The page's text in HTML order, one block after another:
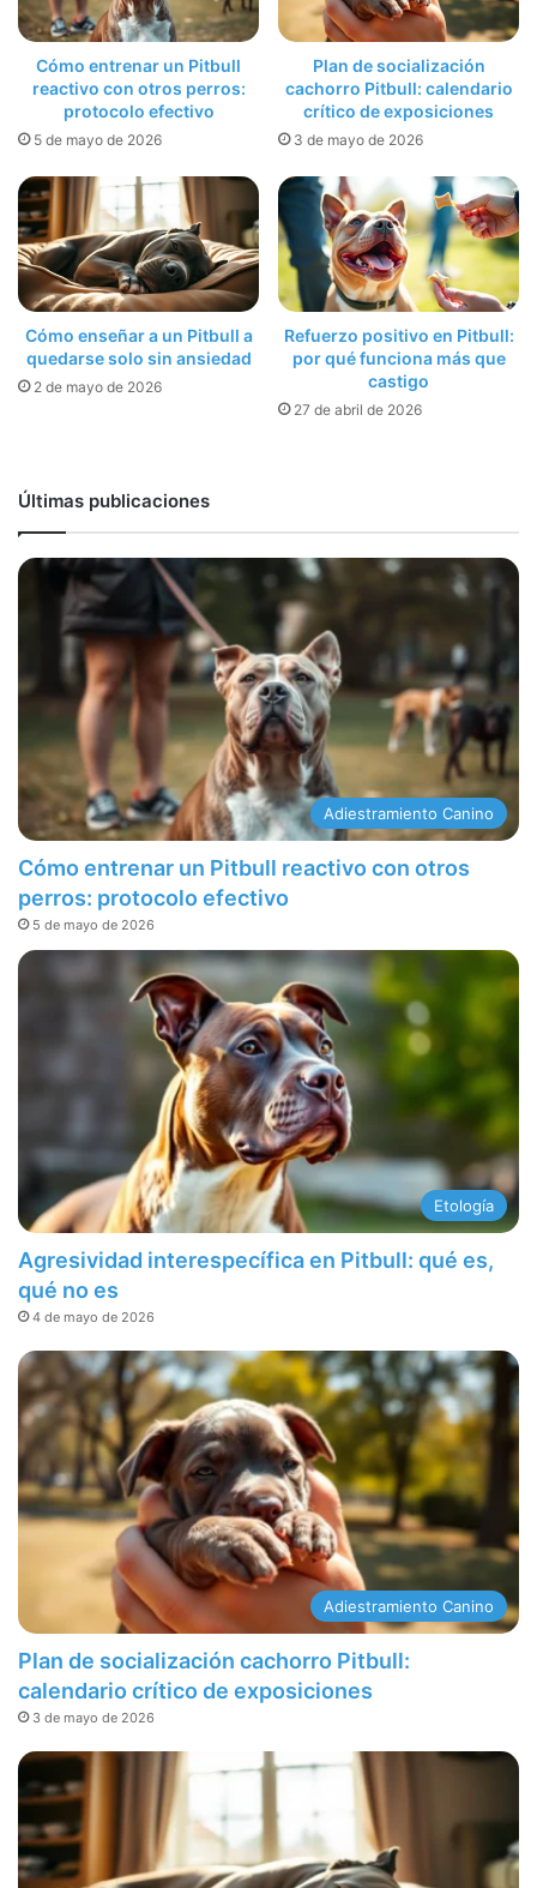
Cómo entrenar un Pitbull
reactivo con otros perros:
protocolo efectivo
5 de mayo de 2026
Plan de socialización
cachorro Pitbull: calendario
crítico de exposiciones
3 de mayo de 2026
Cómo enseñar a un Pitbull a
quedarse solo sin ansiedad
2 de mayo de 2026
Refuerzo positivo en Pitbull:
por qué funciona más que
castigo
27 de abril de 2026
Últimas publicaciones
Adiestramiento Canino
Cómo entrenar un Pitbull reactivo con otros
perros: protocolo efectivo
5 de mayo de 2026
Etología
Agresividad interespecífica en Pitbull: qué es,
qué no es
4 de mayo de 2026
Adiestramiento Canino
Plan de socialización cachorro Pitbull:
calendario crítico de exposiciones
3 de mayo de 2026